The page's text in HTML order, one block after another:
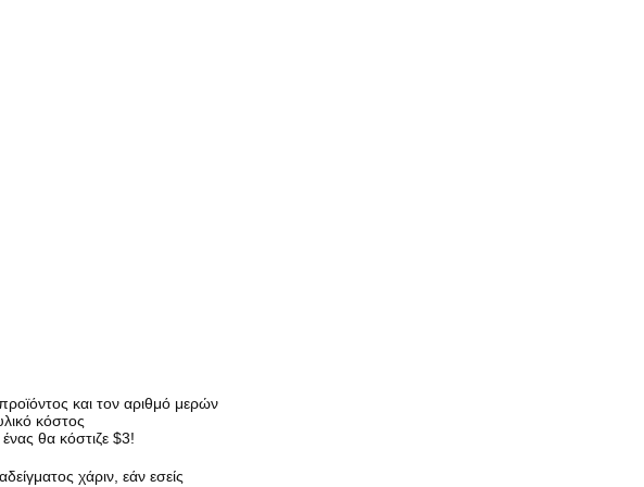
και τον αριθμό μερών
κόστος
θα κόστιζε $3!
χάριν, εάν εσείς